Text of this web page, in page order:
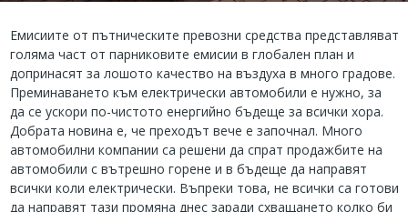
Емисиите от пътническите превозни средства представляват
голяма част от парниковите емисии в глобален план и
допринасят за лошото качество на въздуха в много градове.
Преминаването към електрически автомобили е нужно, за
да се ускори по-чистото енергийно бъдеще за всички хора.
Добрата новина е, че преходът вече е започнал. Много
автомобилни компании са решени да спрат продажбите на
автомобили с вътрешно горене и в бъдеще да направят
всички коли електрически. Въпреки това, не всички са готови
да направят тази промяна днес заради схващането колко би